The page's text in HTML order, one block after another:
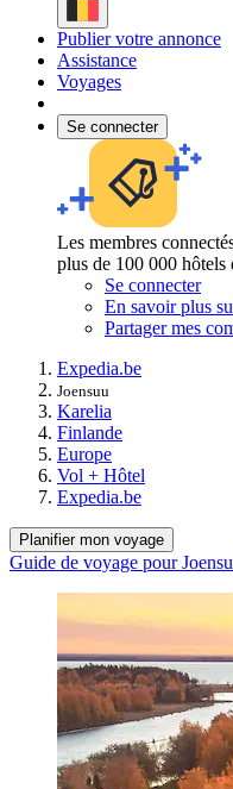
Publier votre annonce
Assistance
Voyages
Se connecter
Les membres
plus de 100 000 hôtels
Se connecter
En savoir plus
Partager mes
Expedia.be
Joensuu
Karelia
Finlande
Europe
Vol + Hôtel
Expedia.be
Planifier mon voyage
Guide de voyage pour